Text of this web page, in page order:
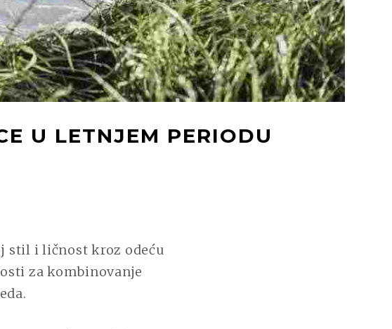
U LETNJEM PERIODU
stil i ličnost kroz odeću
za kombinovanje